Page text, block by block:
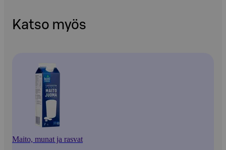
Katso myös
Maito, munat ja rasvat